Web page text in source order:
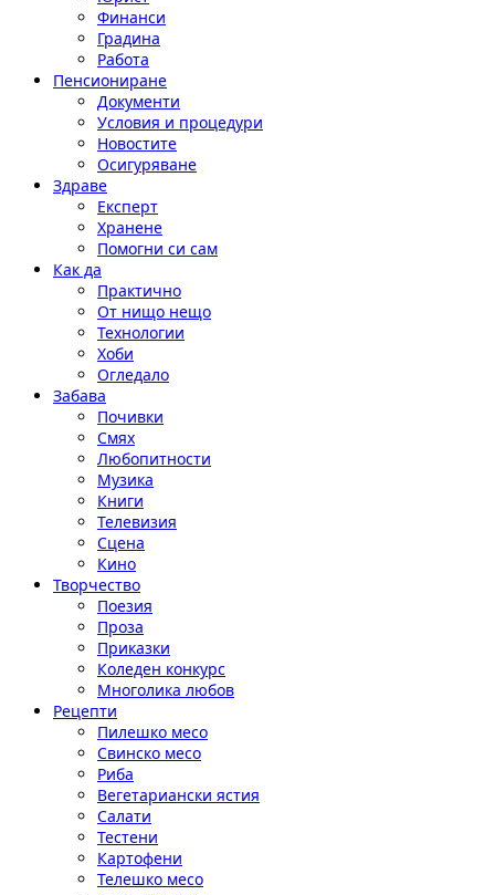
Финанси
Градина
Работа
Пенсиониране
Документи
Условия и процедури
Новостите
Осигуряване
Здраве
Експерт
Хранене
Помогни си сам
Как да
Практично
От нищо нещо
Технологии
Хоби
Огледало
Забава
Почивки
Смях
Любопитности
Музика
Книги
Телевизия
Сцена
Кино
Творчество
Поезия
Проза
Приказки
Коледен конкурс
Многолика любов
Рецепти
Пилешко месо
Свинско месо
Риба
Вегетариански ястия
Салати
Тестени
Картофени
Телешко месо